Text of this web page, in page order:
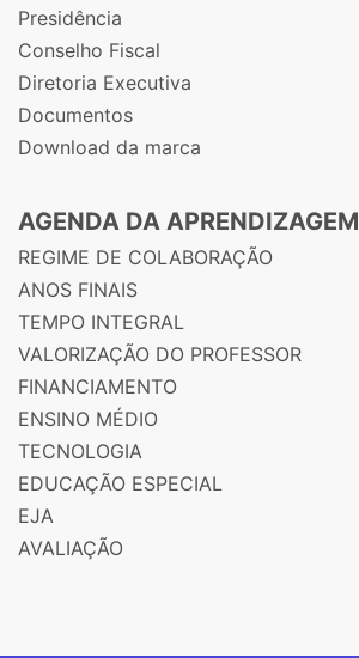
Presidência
Conselho Fiscal
Diretoria Executiva
Documentos
Download da marca
AGENDA DA APRENDIZAGEM
REGIME DE COLABORAÇÃO
ANOS FINAIS
TEMPO INTEGRAL
VALORIZAÇÃO DO PROFESSOR
FINANCIAMENTO
ENSINO MÉDIO
TECNOLOGIA
EDUCAÇÃO ESPECIAL
EJA
AVALIAÇÃO